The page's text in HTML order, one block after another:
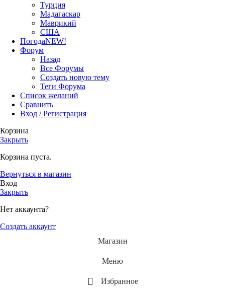
Турция
Мадагаскар
Маврикий
США
ПогодаNEW!
Форум
Назад
Все Форумы
Создать новую тему
Теги Форума
Список желаний
Сравнить
Вход / Регистрация
Корзина
Закрыть
Корзина пуста.
Вернуться в магазин
Вход
Закрыть
Нет аккаунта?
Создать аккаунт
Магазин
Меню
Избранное